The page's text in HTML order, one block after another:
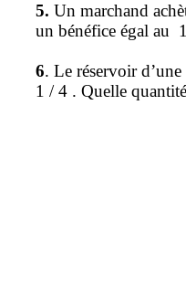
5. Un marchand
un bénéfice égal au
1
6. Le réservoir
1 / 4 . Quelle